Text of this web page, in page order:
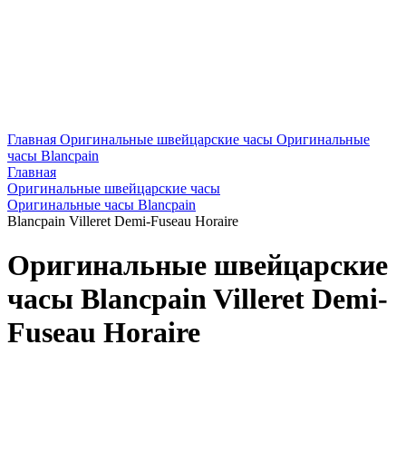
Главная Оригинальные швейцарские часы Оригинальные
часы Blancpain
Главная
Оригинальные швейцарские часы
Оригинальные часы Blancpain
Blancpain Villeret Demi-Fuseau Horaire
Оригинальные швейцарские
часы Blancpain Villeret Demi-
Fuseau Horaire